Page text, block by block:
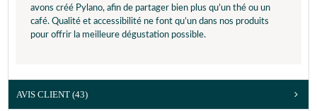
avons créé Pylano, afin de partager bien plus qu’un thé ou un
café. Qualité et accessibilité ne font qu’un dans nos produits
pour offrir la meilleure dégustation possible.
AVIS CLIENT (43)